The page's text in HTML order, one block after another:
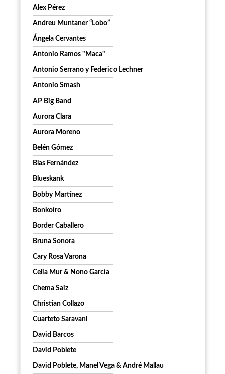
Alex Pérez
Andreu Muntaner “Lobo”
Ángela Cervantes
Antonio Ramos "Maca"
Antonio Serrano y Federico Lechner
Antonio Smash
AP Big Band
Aurora Clara
Aurora Moreno
Belén Gómez
Blas Fernández
Blueskank
Bobby Martínez
Bonkoíro
Border Caballero
Bruna Sonora
Cary Rosa Varona
Celia Mur & Nono García
Chema Saiz
Christian Collazo
Cuarteto Saravani
David Barcos
David Poblete
David Poblete, Manel Vega & André Mallau